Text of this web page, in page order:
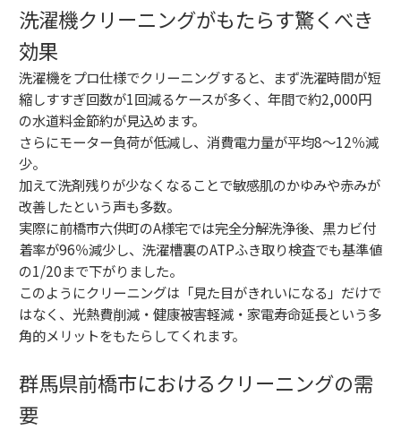
洗濯機クリーニングがもたらす驚くべき
効果
洗濯機をプロ仕様でクリーニングすると、まず洗濯時間が短
縮しすすぎ回数が1回減るケースが多く、年間で約2,000円
の水道料金節約が見込めます。
さらにモーター負荷が低減し、消費電力量が平均8〜12％減
少。
加えて洗剤残りが少なくなることで敏感肌のかゆみや赤みが
改善したという声も多数。
実際に前橋市六供町のA様宅では完全分解洗浄後、黒カビ付
着率が96％減少し、洗濯槽裏のATPふき取り検査でも基準値
の1/20まで下がりました。
このようにクリーニングは「見た目がきれいになる」だけで
はなく、光熱費削減・健康被害軽減・家電寿命延長という多
角的メリットをもたらしてくれます。
群馬県前橋市におけるクリーニングの需
要